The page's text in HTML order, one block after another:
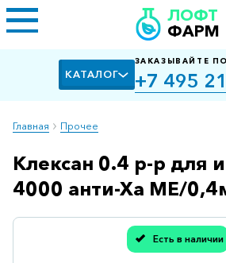
ЛОФТ
ФАРМ
КАТАЛОГ
ЗАКАЗЫВАЙТЕ
+7 495
Главная Прочее
Алкоголизм,
курение
Антибактериальные
Клексан 0.4 р-р для
4000 анти-Ха МЕ/
Есть в наличии
Спасибо, мы учли Вашу